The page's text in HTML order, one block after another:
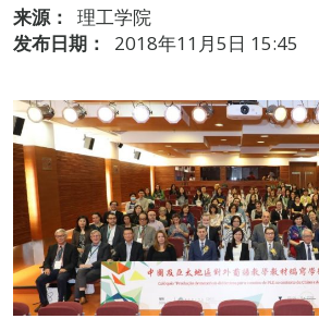
来源：
理工学院
发布日期：
2018年11月5日 15:45